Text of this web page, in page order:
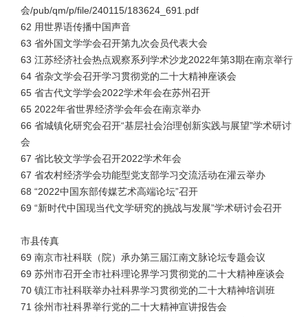
会/pub/qm/p/file/240115/183624_691.pdf
62 用世界语传播中国声音
63 省外国文学学会召开第九次会员代表大会
63 江苏经济社会热点观察系列学术沙龙2022年第3期在南京举行
64 省杂文学会召开学习贯彻党的二十大精神座谈会
65 省古代文学学会2022学术年会在苏州召开
65 2022年省世界经济学会年会在南京举办
66 省城镇化研究会召开“基层社会治理创新实践与展望”学术研讨
会
67 省比较文学学会召开2022学术年会
67 省农村经济学会功能型党支部学习交流活动在灌云举办
68 “2022中国东部传媒艺术高端论坛”召开
69 “新时代中国现当代文学研究的挑战与发展”学术研讨会召开
市县传真
69 南京市社科联（院）承办第三届江南文脉论坛专题会议
69 苏州市召开全市社科理论界学习贯彻党的二十大精神座谈会
70 镇江市社科联举办社科界学习贯彻党的二十大精神培训班
71 徐州市社科界举行党的二十大精神宣讲报告会